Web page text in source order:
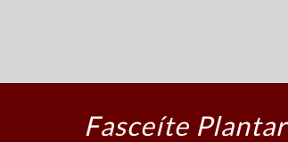
Fasceíte Plantar